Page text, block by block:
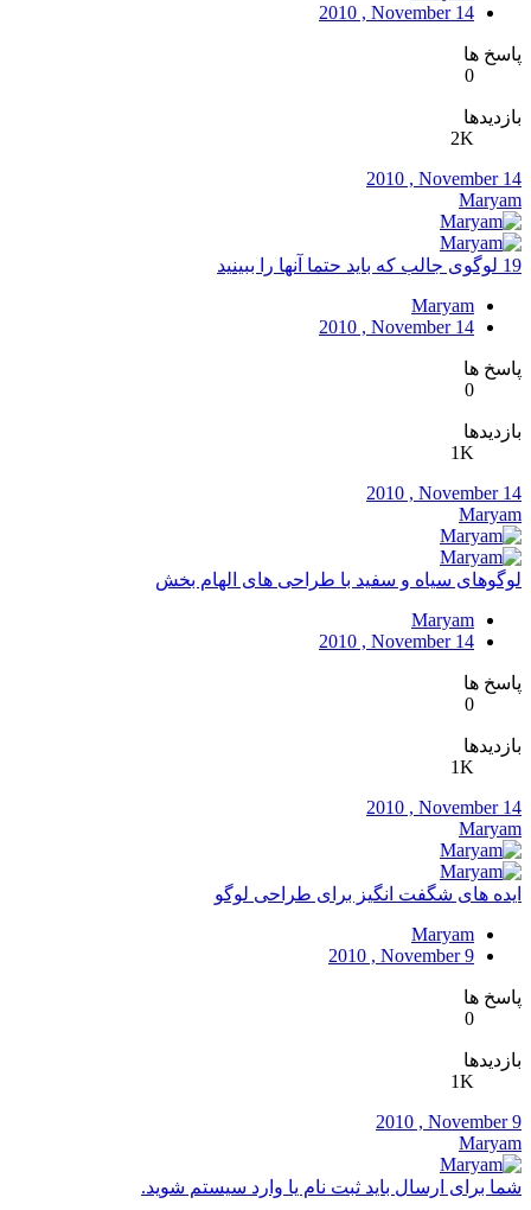
2010 , November 14
پاسخ ها
0
بازدیدها
2K
2010 , November 14
Maryam
19 لوگوی جالب که باید حتما آنها را ببینید
Maryam
2010 , November 14
پاسخ ها
0
بازدیدها
1K
2010 , November 14
Maryam
لوگوهای سیاه و سفید با طراحی های الهام بخش
Maryam
2010 , November 14
پاسخ ها
0
بازدیدها
1K
2010 , November 14
Maryam
ایده های شگفت انگیز برای طراحی لوگو
Maryam
2010 , November 9
پاسخ ها
0
بازدیدها
1K
2010 , November 9
Maryam
شما برای ارسال باید ثبت نام یا وارد سیستم شوید.